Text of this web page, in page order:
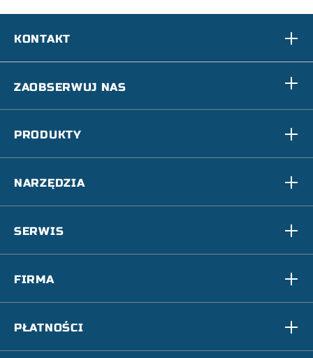
KONTAKT
ZAOBSERWUJ NAS
PRODUKTY
NARZĘDZIA
SERWIS
FIRMA
PŁATNOŚCI